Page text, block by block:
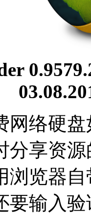
络硬盘
分享资
浏览器
要输入